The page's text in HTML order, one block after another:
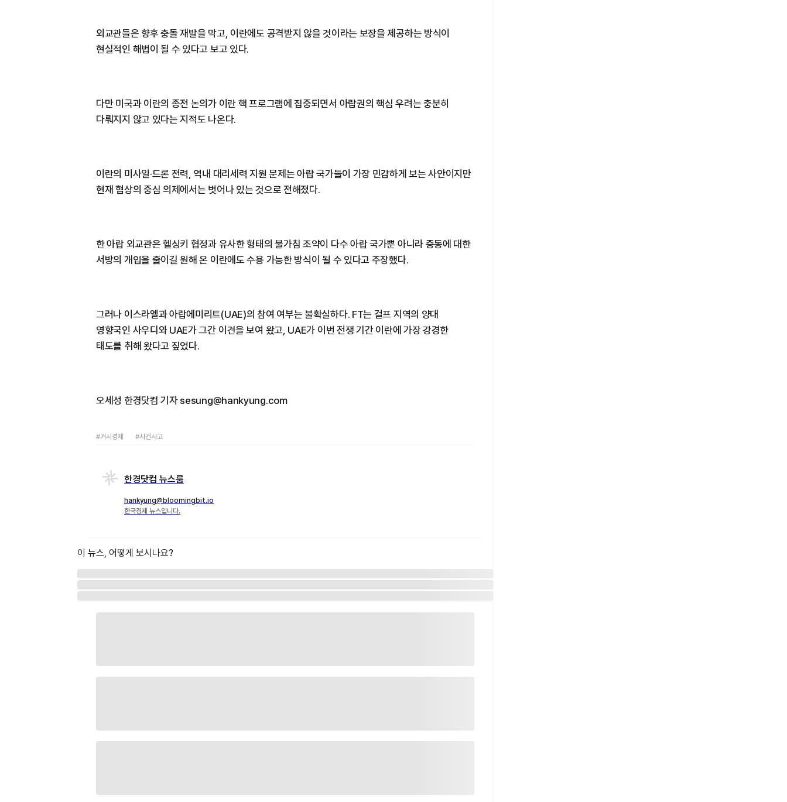
외교관들은 향후 충돌 재발을 막고, 이란에도 공격받지 않을 것이라는 보장을 제공하는 방식이
현실적인 해법이 될 수 있다고 보고 있다.
다만 미국과 이란의 종전 논의가 이란 핵 프로그램에 집중되면서 아랍권의 핵심 우려는 충분히
다뤄지지 않고 있다는 지적도 나온다.
이란의 미사일·드론 전력, 역내 대리세력 지원 문제는 아랍 국가들이 가장 민감하게 보는 사안이지만
현재 협상의 중심 의제에서는 벗어나 있는 것으로 전해졌다.
한 아랍 외교관은 헬싱키 협정과 유사한 형태의 불가침 조약이 다수 아랍 국가뿐 아니라 중동에 대한
서방의 개입을 줄이길 원해 온 이란에도 수용 가능한 방식이 될 수 있다고 주장했다.
그러나 이스라엘과 아랍에미리트(UAE)의 참여 여부는 불확실하다. FT는 걸프 지역의 양대
영향국인 사우디와 UAE가 그간 이견을 보여 왔고, UAE가 이번 전쟁 기간 이란에 가장 강경한
태도를 취해 왔다고 짚었다.
오세성 한경닷컴 기자 sesung@hankyung.com
#거시경제 #사건사고
한경닷컴 뉴스룸
hankyung@bloomingbit.io
한국경제 뉴스입니다.
이 뉴스, 어떻게 보시나요?